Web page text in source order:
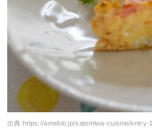
出典:https://ameblo.jp/satomiwa-cuisine/entry-